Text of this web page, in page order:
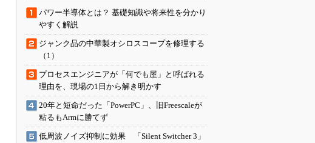
パワー半導体とは？ 基礎知識や将来性を分かり
やすく解説
ジャンク品の中華製オシロスコープを修理する
（1）
プロセスエンジニアが「何でも屋」と呼ばれる
理由を、現場の1日から解き明かす
20年と短命だった「PowerPC」、旧Freescaleが
粘るもArmに勝てず
低周波ノイズ抑制に効果 「Silent Switcher 3」